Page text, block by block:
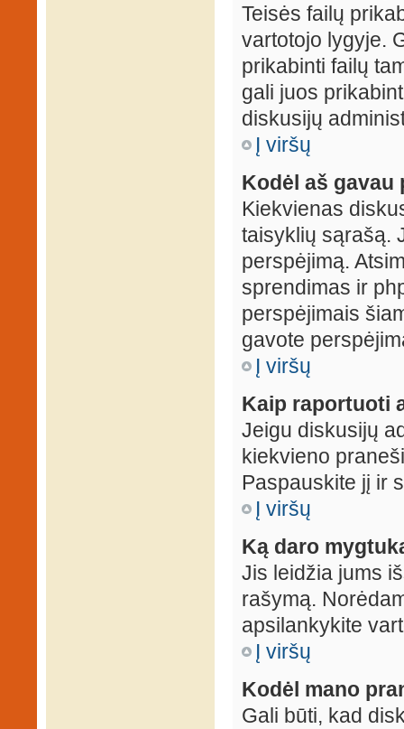
Teisės failų
vartotojo lygyje.
prikabinti failų
gali juos
diskusijų
Į viršų
Kodėl aš gavau
Kiekvienas
taisyklių sąrašą.
perspėjimą.
sprendimas ir
perspėjimais
gavote
Į viršų
Kaip raportuoti
Jeigu diskusijų
kiekvieno
Paspauskite jį ir
Į viršų
Ką daro
Jis leidžia jums
rašymą.
apsilankykite
Į viršų
Kodėl mano
Gali būti, kad